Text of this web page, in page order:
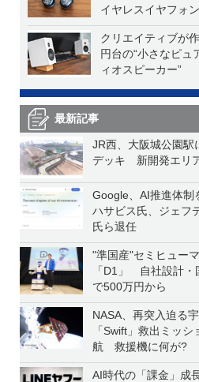
イヤレスイヤフォン
一気に聴く
クリエイティブが
円台の“小さなピュ
ィオスピーカー”
最新記事
JR西、大阪城公園駅
デッキ 新開発エリ
Google、AI推進体
ハサビス氏、ジェフ
氏ら退任
"準国産"セミヒュー
「D1」 自社設計・
で500万円から
NASA、再突入迫る
「Swift」救出ミッシ
航 救援機に何が?
AI時代の「課金」成